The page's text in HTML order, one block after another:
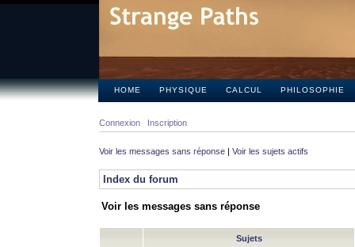
HOME PHYSIQUE CALCUL PHILOSOPHIE
Connexion Inscription
Voir les messages sans réponse | Voir les sujets actifs
Index du forum
Voir les messages sans réponse
Sujets